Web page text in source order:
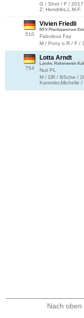
G / Shet / F /
Z: Hendriks,L.M.F.
510
Vivien Friedli
RFV Pferdezentrum
Fabulous Fay
M / Pony o.R / F /
754
Lotta Arndt
Landw. Reiterverein
Nuii PL
M / DR / BSche /
Kammler,Michelle
Nach oben